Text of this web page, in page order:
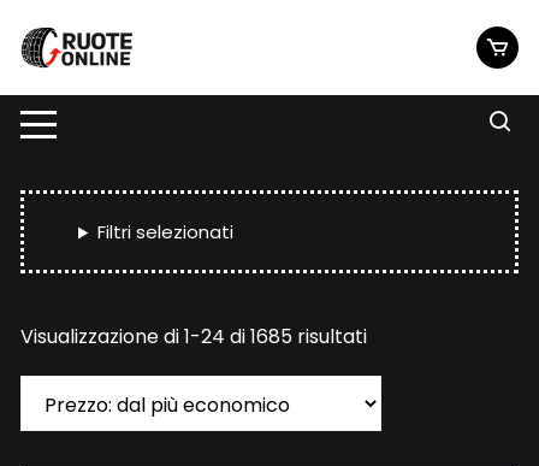
contenuto
Filtri selezionati
Visualizzazione di 1-24 di 1685 risultatiPrezzo: